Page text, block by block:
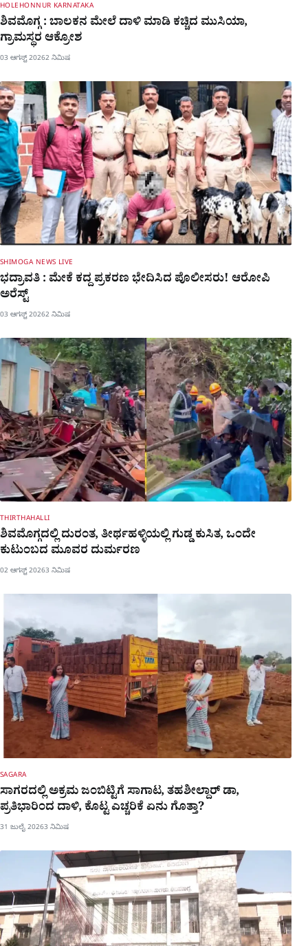
HOLEHONNUR KARNATAKA
ಶಿವಮೊಗ್ಗ : ಬಾಲಕನ ಮೇಲೆ ದಾಳಿ ಮಾಡಿ ಕಚ್ಚಿದ ಮುಸಿಯಾ,
ಗ್ರಾಮಸ್ಥರ ಆಕ್ರೋಶ
03 ಆಗಸ್ಟ್ 20262 ನಿಮಿಷ
SHIMOGA NEWS LIVE
ಭದ್ರಾವತಿ : ಮೇಕೆ ಕದ್ದ ಪ್ರಕರಣ ಭೇದಿಸಿದ ಪೊಲೀಸರು! ಆರೋಪಿ
ಅರೆಸ್ಟ್​
03 ಆಗಸ್ಟ್ 20262 ನಿಮಿಷ
THIRTHAHALLI
ಶಿವಮೊಗ್ಗದಲ್ಲಿ ದುರಂತ, ತೀರ್ಥಹಳ್ಳಿಯಲ್ಲಿ ಗುಡ್ಡ ಕುಸಿತ, ಒಂದೇ
ಕುಟುಂಬದ ಮೂವರ ದುರ್ಮರಣ
02 ಆಗಸ್ಟ್ 20263 ನಿಮಿಷ
SAGARA
ಸಾಗರದಲ್ಲಿ ಅಕ್ರಮ ಜಂಬಿಟ್ಟಿಗೆ ಸಾಗಾಟ, ತಹಶೀಲ್ದಾರ್​ ಡಾ,
ಪ್ರತಿಭಾರಿಂದ ದಾಳಿ, ಕೊಟ್ಟ ಎಚ್ಚರಿಕೆ​​ ಏನು ಗೊತ್ತಾ?
31 ಜುಲೈ 20263 ನಿಮಿಷ